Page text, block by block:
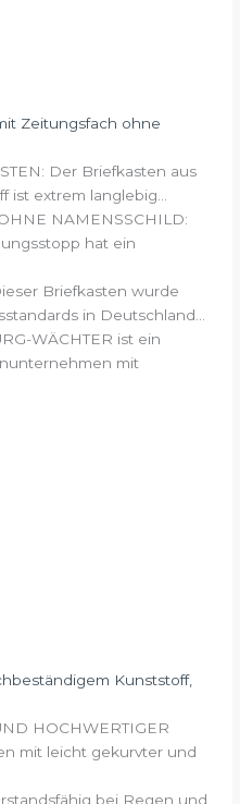
Zeitungsfach ohne
Der Briefkasten aus
ist extrem langlebig...
NAMENSSCHILD:
hat ein
Briefkasten wurde
in Deutschland...
WÄCHTER ist ein
mit
Kunststoff,
HOCHWERTIGER
mit leicht gekurvter und
bei Regen und